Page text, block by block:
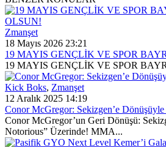
Zmanşet
18 Mayıs 2026 23:21
19 MAYIS GENÇLİK VE SPOR
19 MAYIS GENÇLİK VE SPOR
Kick Boks, Zmanşet
12 Aralık 2025 14:19
Conor McGregor: Sekizgen’e Dönüşüyle
Conor McGregor’un Geri Dönüşü:
Notorious” Üzerinde! MMA...